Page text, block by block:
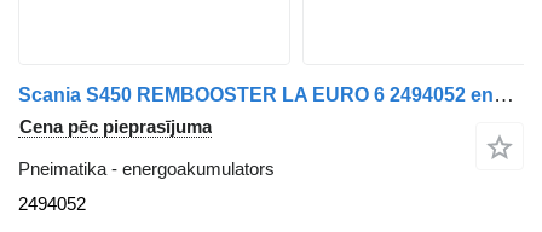
Scania S450 REMBOOSTER LA EURO 6 2494052 energoakumulators paredzēts kravas automašīnas
Cena pēc pieprasījuma
Pneimatika - energoakumulators
2494052